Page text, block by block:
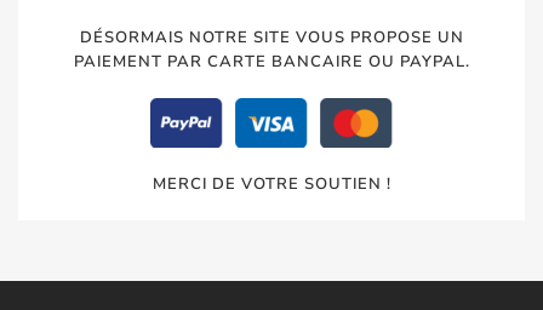
DÉSORMAIS NOTRE SITE VOUS PROPOSE UN
PAIEMENT PAR CARTE BANCAIRE OU PAYPAL.
MERCI DE VOTRE SOUTIEN !